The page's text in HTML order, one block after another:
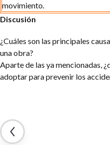
movimiento.
Discusión
¿Cuáles son las principales
una obra?
Aparte de las ya mencionadas,
adoptar para prevenir los